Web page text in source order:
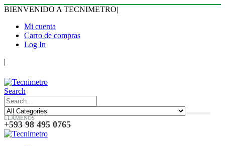
BIENVENIDO A TECNIMETRO|
Mi cuenta
Carro de compras
Log In
|
Search
LLÁMENOS
+593 98 495 0765